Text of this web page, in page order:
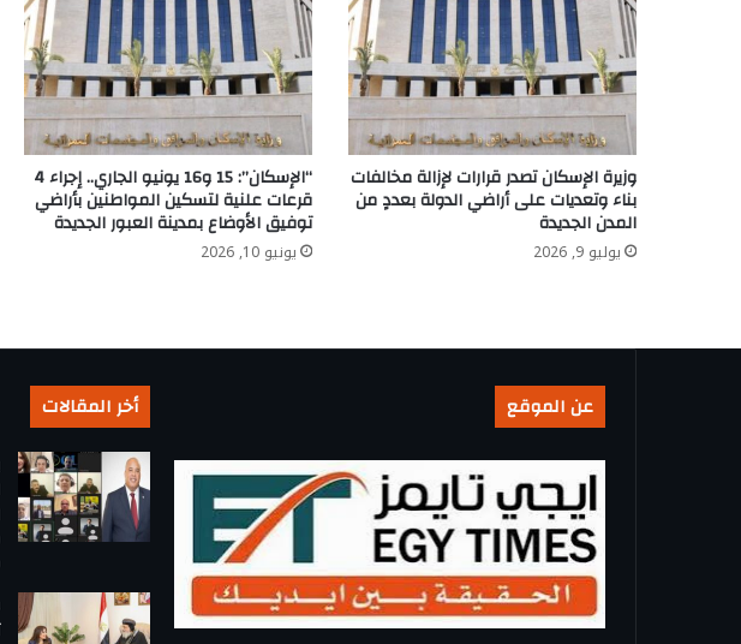
وزيرة الإسكان تصدر قرارات لإزالة مخالفات
بناء وتعديات على أراضي الدولة بعددٍ من
المدن الجديدة
يوليو 9, 2026
“الإسكان”: 15 و16 يونيو الجاري.. إجراء 4
قرعات علنية لتسكين المواطنين بأراضي
توفيق الأوضاع بمدينة العبور الجديدة
يونيو 10, 2026
عن الموقع أخر المقالات